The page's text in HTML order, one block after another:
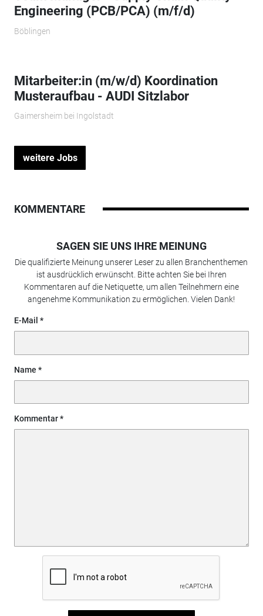
Engineering (PCB/PCA) (m/f/d)
Böblingen
Mitarbeiter:in (m/w/d) Koordination
Musteraufbau - AUDI Sitzlabor
Gaimersheim bei Ingolstadt
weitere Jobs
KOMMENTARE
SAGEN SIE UNS IHRE MEINUNG
Die qualifizierte Meinung unserer Leser zu allen Branchenthemen
ist ausdrücklich erwünscht. Bitte achten Sie bei Ihren
Kommentaren auf die Netiquette, um allen Teilnehmern eine
angenehme Kommunikation zu ermöglichen. Vielen Dank!
E-Mail
Name
Kommentar